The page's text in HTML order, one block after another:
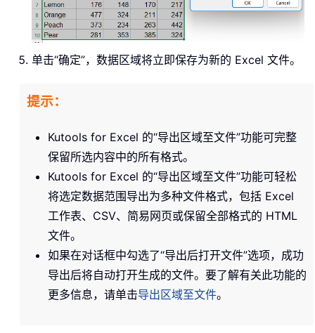
单击“确定”，数据区域将立即保存为新的 Excel 文件。
提示：
Kutools for Excel 的“导出区域至文件”功能可完整
保留所选内容中的所有格式。
Kutools for Excel 的“导出区域至文件”功能可轻松
将选定数据范围导出为多种文件格式，包括 Excel
工作表、CSV、简易网页或保留全部格式的 HTML
文件。
如果在对话框中勾选了“导出后打开文件”选项，成功
导出后将自动打开生成的文件。要了解有关此功能的
更多信息，请单击导出区域至文件。